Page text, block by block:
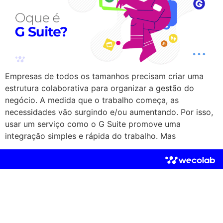
Empresas de todos os tamanhos precisam criar uma
estrutura colaborativa para organizar a gestão do
negócio. A medida que o trabalho começa, as
necessidades vão surgindo e/ou aumentando. Por isso,
usar um serviço como o G Suite promove uma
integração simples e rápida do trabalho. Mas